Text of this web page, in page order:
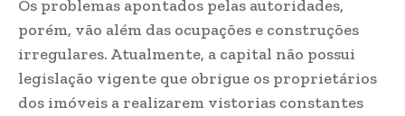
Os problemas apontados pelas autoridades,
porém, vão além das ocupações e construções
irregulares. Atualmente, a capital não possui
legislação vigente que obrigue os proprietários
dos imóveis a realizarem vistorias constantes